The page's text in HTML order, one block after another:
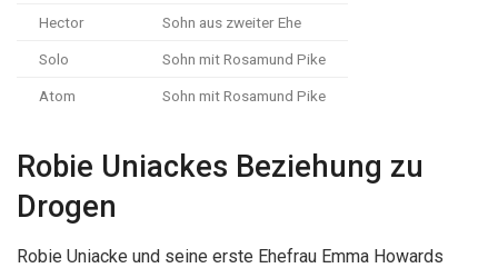
Hector Sohn aus zweiter Ehe
Solo Sohn mit Rosamund Pike
Atom Sohn mit Rosamund Pike
Robie Uniackes Beziehung zu
Drogen
Robie Uniacke und seine erste Ehefrau Emma Howards